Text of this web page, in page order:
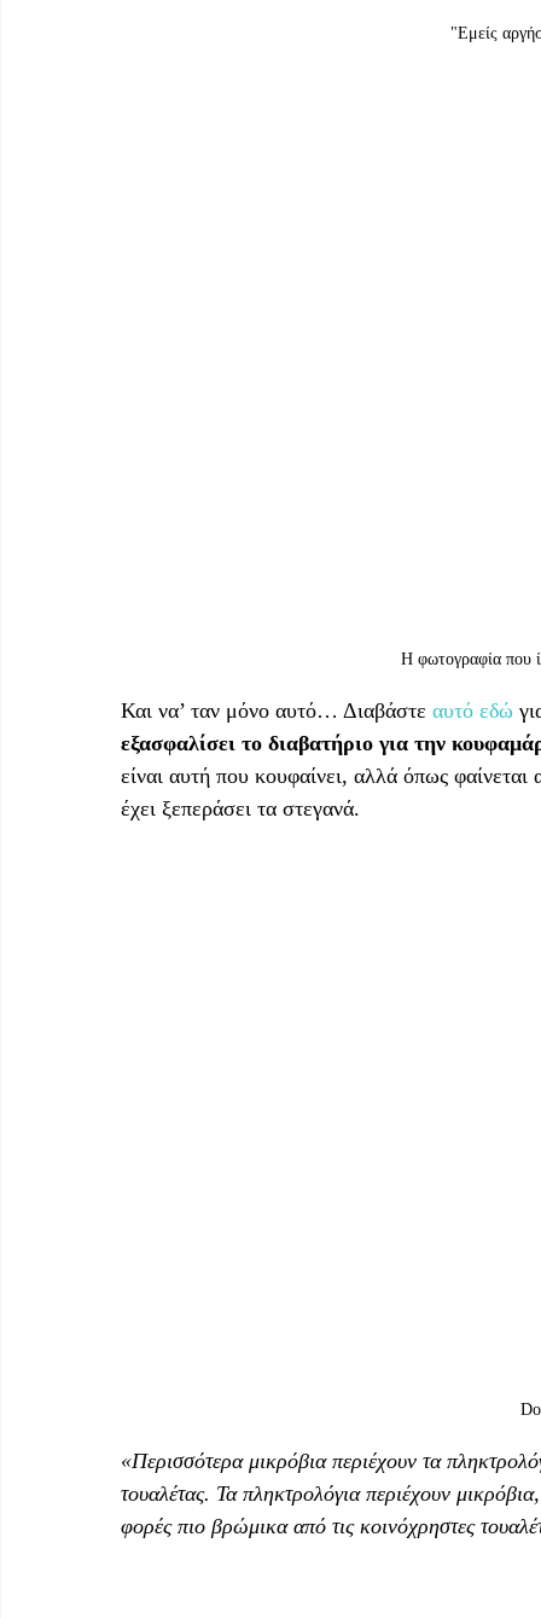
"Εμείς
Η φωτογραφία που
Και να’ ταν μόνο αυτό… Διαβάστε αυτό εδώ
εξασφαλίσει το διαβατήριο για την
είναι αυτή που κουφαίνει, αλλά όπως
έχει ξεπεράσει τα στεγανά.
«Περισσότερα μικρόβια περιέχουν τα
τουαλέτας. Τα πληκτρολόγια περιέχουν
φορές πιο βρώμικα από τις κοινόχρηστες